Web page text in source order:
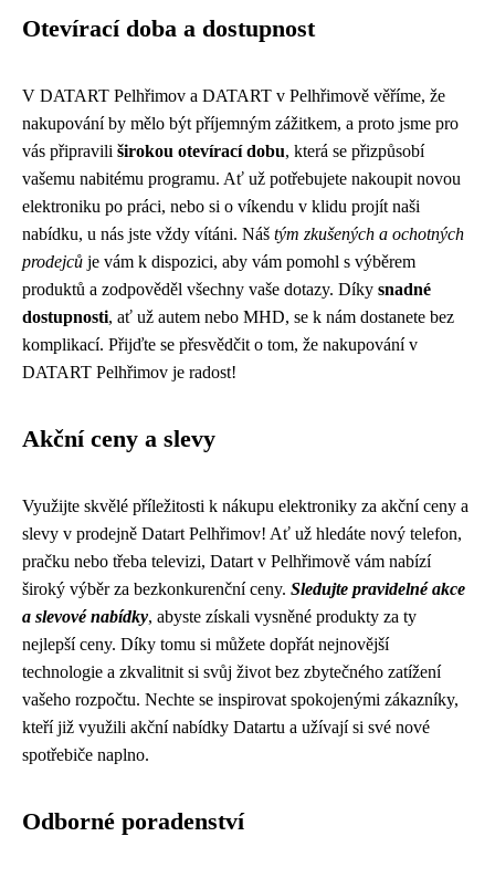
Otevírací doba a dostupnost
V DATART Pelhřimov a DATART v Pelhřimově věříme, že
nakupování by mělo být příjemným zážitkem, a proto jsme pro
vás připravili širokou otevírací dobu, která se přizpůsobí
vašemu nabitému programu. Ať už potřebujete nakoupit novou
elektroniku po práci, nebo si o víkendu v klidu projít naši
nabídku, u nás jste vždy vítáni. Náš tým zkušených a ochotných
prodejců je vám k dispozici, aby vám pomohl s výběrem
produktů a zodpověděl všechny vaše dotazy. Díky snadné
dostupnosti, ať už autem nebo MHD, se k nám dostanete bez
komplikací. Přijďte se přesvědčit o tom, že nakupování v
DATART Pelhřimov je radost!
Akční ceny a slevy
Využijte skvělé příležitosti k nákupu elektroniky za akční ceny a
slevy v prodejně Datart Pelhřimov! Ať už hledáte nový telefon,
pračku nebo třeba televizi, Datart v Pelhřimově vám nabízí
široký výběr za bezkonkurenční ceny. Sledujte pravidelné akce
a slevové nabídky, abyste získali vysněné produkty za ty
nejlepší ceny. Díky tomu si můžete dopřát nejnovější
technologie a zkvalitnit si svůj život bez zbytečného zatížení
vašeho rozpočtu. Nechte se inspirovat spokojenými zákazníky,
kteří již využili akční nabídky Datartu a užívají si své nové
spotřebiče naplno.
Odborné poradenství